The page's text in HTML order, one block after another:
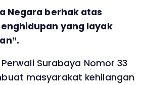
Negara berhak atas
yang layak
Surabaya Nomor 33
masyarakat kehilangan